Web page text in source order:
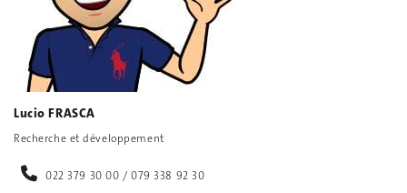
Lucio FRASCA
Recherche et développement
022 379 30 00 / 079 338 92 30